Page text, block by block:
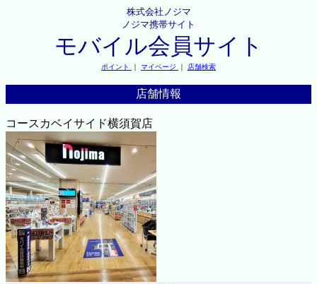
株式会社ノジマ
ノジマ携帯サイト
モバイル会員サイト
ポイント ｜ マイページ ｜ 店舗検索
店舗情報
コースカベイサイド横須賀店